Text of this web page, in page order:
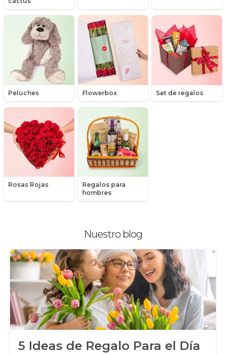
Peluches Flowerbox Set de regalos
Rosas Rojas
Regalos para
hombres
Nuestro blog
5 Ideas de Regalo Para el Día
Mensajes
Minirosas
Nacimiento de niños
Nacimientos
Nacimientos de niñas
Orquídeas
Packs de productos
Peluches
Peonias
Promociones y Ofertas
Ramos de Flores
Ramos de Novia
Ramos de Rosas
Regalos a Domicilio
Regalos para Hombres